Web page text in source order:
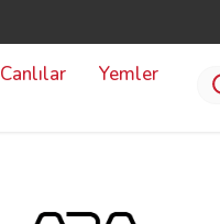
Canlılar Yemler